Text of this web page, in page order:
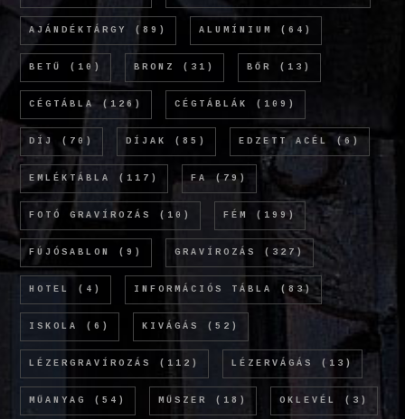
AJÁNDÉKTÁRGY (89) ALUMÍNIUM (64)
BETŰ (10) BRONZ (31) BŐR (13)
CÉGTÁBLA (126) CÉGTÁBLÁK (109)
DÍJ (70) DÍJAK (85) EDZETT ACÉL (6)
EMLÉKTÁBLA (117) FA (79)
FOTÓ GRAVÍROZÁS (10) FÉM (199)
FÚJÓSABLON (9) GRAVÍROZÁS (327)
HOTEL (4) INFORMÁCIÓS TÁBLA (83)
ISKOLA (6) KIVÁGÁS (52)
LÉZERGRAVÍROZÁS (112) LÉZERVÁGÁS (13)
MŰANYAG (54) MŰSZER (18) OKLEVÉL (3)